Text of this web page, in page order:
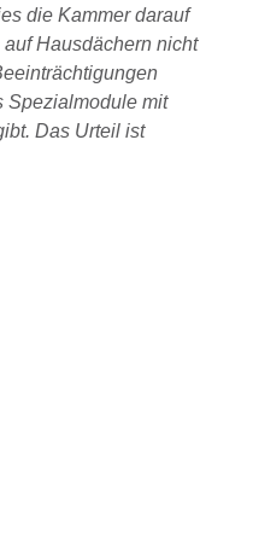
die Kammer darauf
Hausdächern nicht
Spezialmodule mit
Das Urteil ist